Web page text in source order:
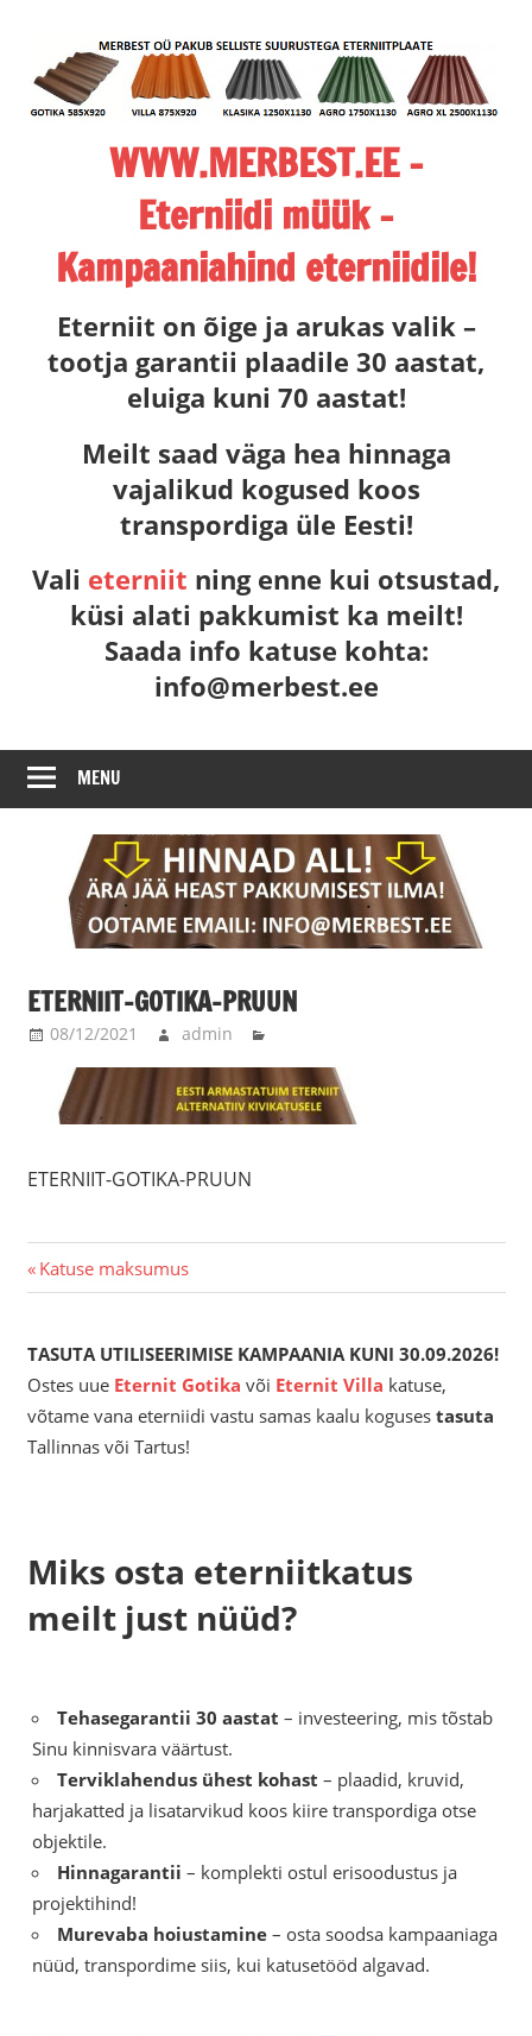
content
WWW.MERBEST.EE –
Eterniidi müük -
Kampaaniahind eterniidile!
ETERNIITKATUS,
ETERNIIDI
ETERNIIT,
SEE
AINUS
Eterniit on õige ja arukas valik –
tootja garantii plaadile 30 aastat,
eluiga kuni 70 aastat!
Meilt saad väga hea hinnaga
vajalikud kogused koos
transpordiga üle Eesti!
Vali eterniit ning enne kui otsustad,
küsi alati pakkumist ka meilt!
Saada info katuse kohta:
info@merbest.ee
MENU
ETERNIIT-GOTIKA-PRUUN
08/12/2021 admin
ETERNIIT-GOTIKA-PRUUN
Navigeerimine
Previous
Post:
Katuse maksumus
TASUTA UTILISEERIMISE KAMPAANIA KUNI 30.09.2026!
Ostes uue Eternit Gotika või Eternit Villa katuse,
võtame vana eterniidi vastu samas kaalu koguses tasuta
Tallinnas või Tartus!
Miks osta eterniitkatus
meilt just nüüd?
Tehasegarantii 30 aastat – investeering, mis tõstab
Sinu kinnisvara väärtust.
Terviklahendus ühest kohast – plaadid, kruvid,
harjakatted ja lisatarvikud koos kiire transpordiga otse
objektile.
Hinnagarantii – komplekti ostul erisoodustus ja
projektihind!
Murevaba hoiustamine – osta soodsa kampaaniaga
nüüd, transpordime siis, kui katusetööd algavad.